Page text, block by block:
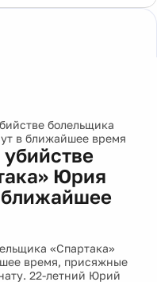
болельщика
в ближайшее время
Юрия
ближайшее
«Спартака»
время, присяжные
22-летний Юрий